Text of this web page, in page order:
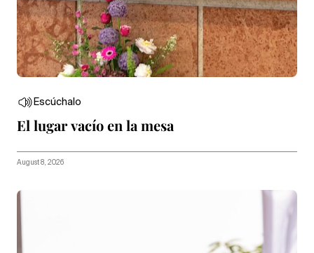
Escúchalo
El lugar vacío en la mesa
August 8, 2026